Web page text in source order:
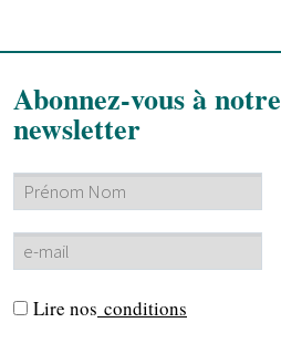
Abonnez-vous à notre
newsletter
Lire nos conditions